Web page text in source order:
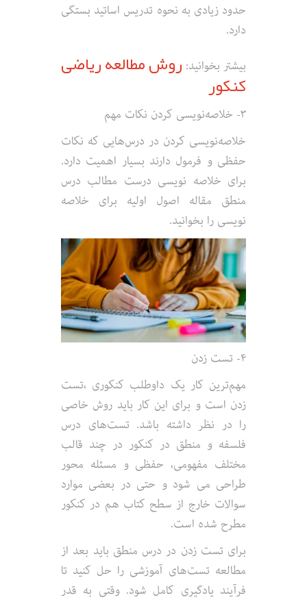
حدود زیادی به نحوه تدریس اساتید بستگی
دارد.
بیشتر بخوانید: روش مطالعه ریاضی
کنکور
۳- خلاصه‌نویسی کردن نکات مهم
خلاصه‌نویسی کردن در درس‌هایی که نکات
حفظی و فرمول دارند بسیار اهمیت دارد.
برای خلاصه نویسی درست مطالب درس
منطق مقاله اصول اولیه برای خلاصه
نویسی را بخوانید.
۴- تست زدن
مهم‌ترین کار یک داوطلب کنکوری ،تست
زدن است و برای این کار باید روش خاصی
را در نظر داشته باشد. تست‌های درس
فلسفه و منطق در کنکور در چند قالب
مختلف مفهومی، حفظی و مسئله محور
طراحی می شود و حتی در بعضی موارد
سوالات خارج از سطح کتاب هم در کنکور
مطرح شده است.
برای تست زدن در درس منطق باید بعد از
مطالعه تست‌های آموزشی را حل کنید تا
فرآیند یادگیری کامل شود. وقتی به قدر